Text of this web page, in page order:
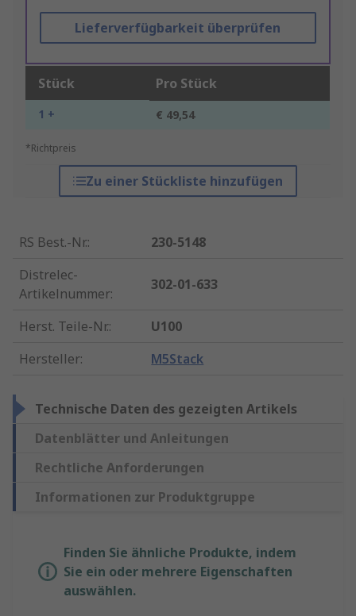
Lieferverfügbarkeit überprüfen
Stück Pro Stück
1 + € 49,54
*Richtpreis
Zu einer Stückliste hinzufügen
RS Best.-Nr.:
230-5148
Distrelec-
Artikelnummer:
302-01-633
Herst. Teile-Nr.:
U100
Hersteller: M5Stack
Technische Daten des gezeigten Artikels
Datenblätter und Anleitungen
Rechtliche Anforderungen
Informationen zur Produktgruppe
Finden Sie ähnliche Produkte, indem
Sie ein oder mehrere Eigenschaften
auswählen.